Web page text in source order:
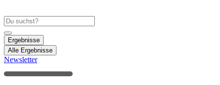
Search
...
Ergebnisse
Alle Ergebnisse
Newsletter